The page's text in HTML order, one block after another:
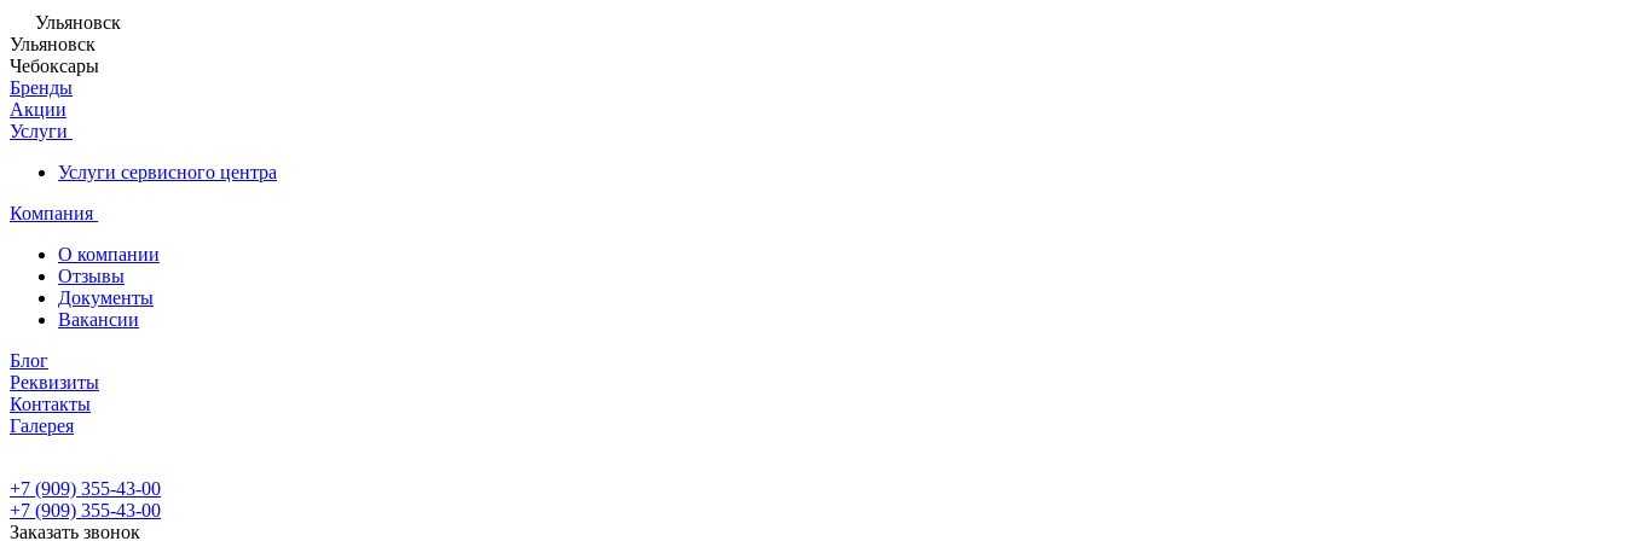
Ульяновск
Ульяновск
Чебоксары
Бренды
Акции
Услуги
Услуги сервисного центра
Компания
О компании
Отзывы
Документы
Вакансии
Блог
Реквизиты
Контакты
Галерея
+7 (909) 355-43-00
+7 (909) 355-43-00
Заказать звонок